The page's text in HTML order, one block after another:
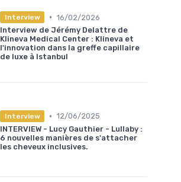
Interview • 16/02/2026
Interview de Jérémy Delattre de
Klineva Medical Center : Klineva et
l'innovation dans la greffe capillaire
de luxe à Istanbul
Interview • 12/06/2025
INTERVIEW - Lucy Gauthier - Lullaby :
6 nouvelles manières de s'attacher
les cheveux inclusives.